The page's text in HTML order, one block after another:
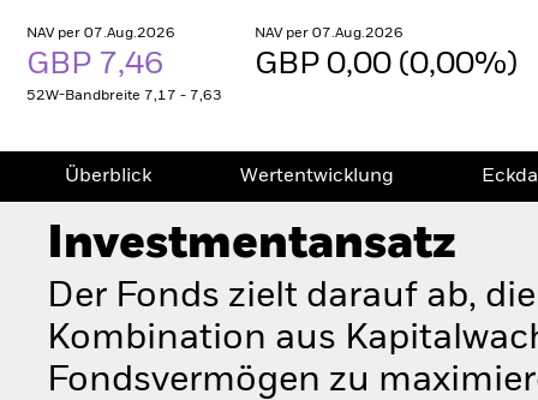
NAV per 07.Aug.2026
GBP 7,46
52W-Bandbreite 7,17 - 7,63
NAV per 07.Aug.2026
GBP 0,00 (0,00%)
Überblick Wertentwicklung
Investmentansatz
Der Fonds zielt darauf ab,
Kombination aus
Fondsvermögen zu